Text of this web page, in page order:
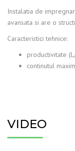
Instalatia de
avansata si are o
Caracteristici tehnice:
productivitate
continutul
VIDEO